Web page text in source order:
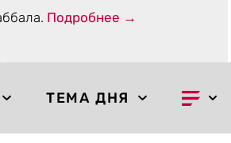
Подробнее →
ТЕМА ДНЯ